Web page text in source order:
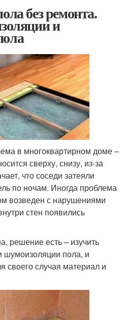
без ремонта.
и
в многоквартирном доме –
сверху, снизу, из-за
что соседи затеяли
по ночам. Иногда проблема
возведен с нарушениями
стен появились
решение есть – изучить
шумоизоляции пола, и
своего случая материал и